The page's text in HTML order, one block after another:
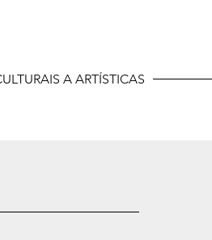
A ARTÍSTICAS